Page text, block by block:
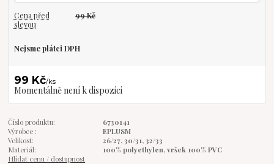
Cena před
slevou
99 Kč
Nejsme plátci DPH
99 Kč/ks
Momentálně není k dispozici
Číslo produktu:
6730141
Výrobce :
EPLUSM
Velikost:
26/27, 30/31, 32/33
Materiál:
100% polyethylen, vršek 100% PVC
Hlídat cenu / dostupnost